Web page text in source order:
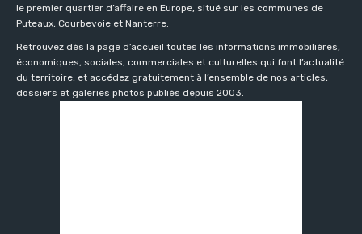
le premier quartier d’affaire en Europe, situé sur les communes de
Puteaux, Courbevoie et Nanterre.
Retrouvez dès la page d’accueil toutes les informations immobilières,
économiques, sociales, commerciales et culturelles qui font l’actualité
du territoire, et accédez gratuitement à l’ensemble de nos articles,
dossiers et galeries photos publiés depuis 2003.